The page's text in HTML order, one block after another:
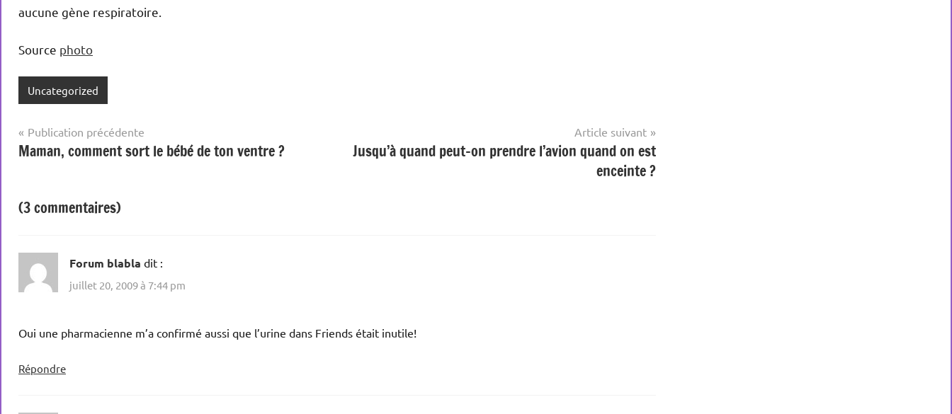
aucune gène respiratoire.
Source photo
Uncategorized
Navigation
de
Publication précédente
Maman, comment sort le bébé de ton ventre ?
Article suivant
Jusqu’à quand peut-on prendre l’avion quand on est
enceinte ?
(3 commentaires)
Forum blabla dit :
juillet 20, 2009 à 7:44 pm
Oui une pharmacienne m’a confirmé aussi que l’urine dans Friends était inutile!
Répondre